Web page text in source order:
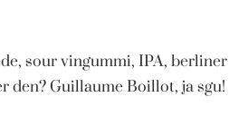
sour vingummi, IPA, berliner
den? Guillaume Boillot, ja sgu!